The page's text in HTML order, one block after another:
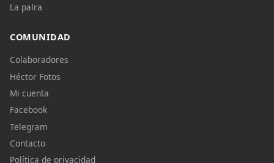
La palra
COMUNIDAD
Colaboradores
Héctor Fotos
Mi cuenta
Facebook
Telegram
Contacto
Política de privacidad